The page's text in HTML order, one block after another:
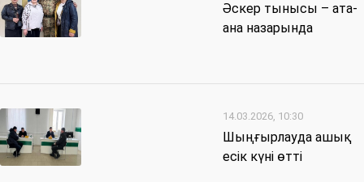
Әскер тынысы – ата-
ана назарында
14.03.2026, 10:30
Шыңғырлауда ашық
есік күні өтті